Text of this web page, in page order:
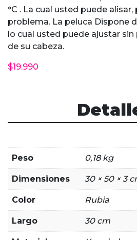
$19.990
°C . La cual usted puede alisar,
problema. La peluca Dispone
lo cual usted puede ajustar
de su cabeza.
Peso 0,18 kg
Dimensiones 30 × 50 × 3
Color Rubia
Largo 30 cm